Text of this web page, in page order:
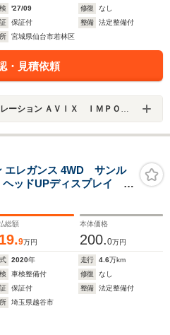
'27/09 修復
なし
保証付 整備
法定整備付
宮城県仙台市若林区
・見積依頼
ＡＶＩＸ ＩＭＰＯＲＴ 仙台東インター店
エレガンス 4WD サンル
ッドUPディスプレイ ナ
動メモリーシート 電動
スマートキー
ドルシフト 衝突軽減
総額
9万円
本体価格
200.0万円
2020年 走行 4.6万km
車検整備付 修復
なし
保証付 整備
法定整備付
埼玉県越谷市